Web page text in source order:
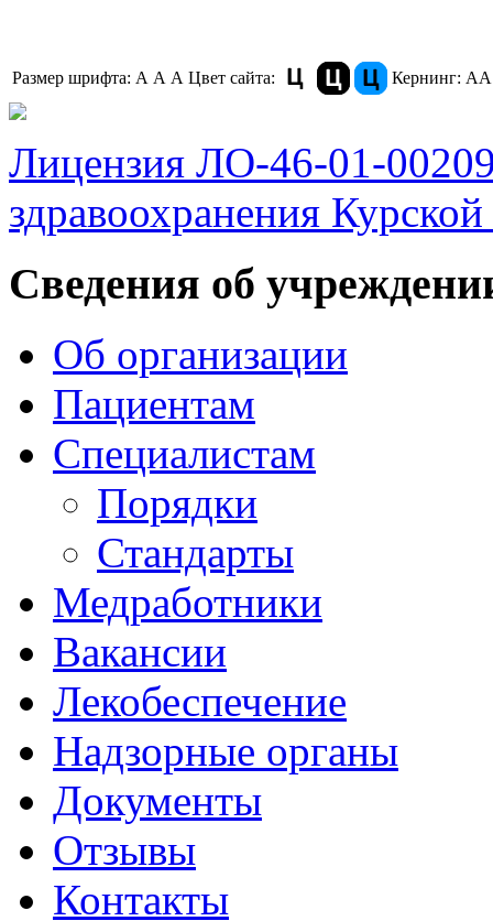
Размер шрифта: A A A Цвет сайта: Кернинг: АА
Лицензия ЛО-46-01-
здравоохранения
Сведения об
Об организации
Пациентам
Специалистам
Порядки
Стандарты
Медработники
Вакансии
Лекобеспечение
Надзорные органы
Документы
Отзывы
Контакты